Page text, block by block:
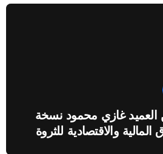
غازي محمود نسخة
والاقتصادية للثروة